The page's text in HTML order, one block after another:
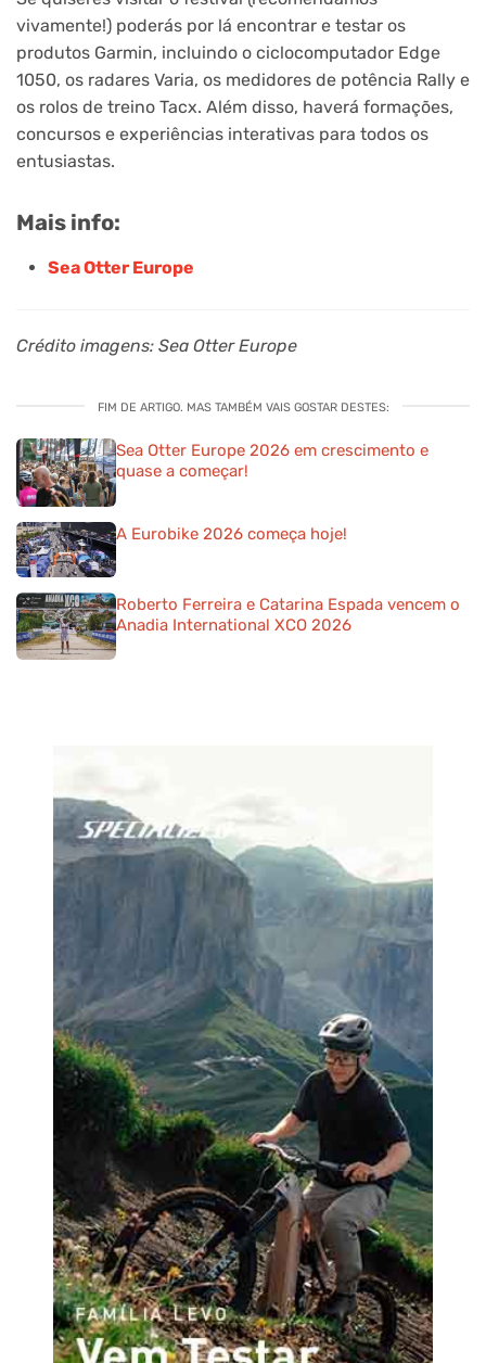
vivamente!) poderás por lá encontrar e testar os
produtos Garmin, incluindo o ciclocomputador Edge
1050, os radares Varia, os medidores de potência Rally e
os rolos de treino Tacx. Além disso, haverá formações,
concursos e experiências interativas para todos os
entusiastas.
Mais info:
Sea Otter Europe
Crédito imagens: Sea Otter Europe
FIM DE ARTIGO. MAS TAMBÉM VAIS GOSTAR DESTES:
Sea Otter Europe 2026 em crescimento e
quase a começar!
A Eurobike 2026 começa hoje!
Roberto Ferreira e Catarina Espada vencem o
Anadia International XCO 2026